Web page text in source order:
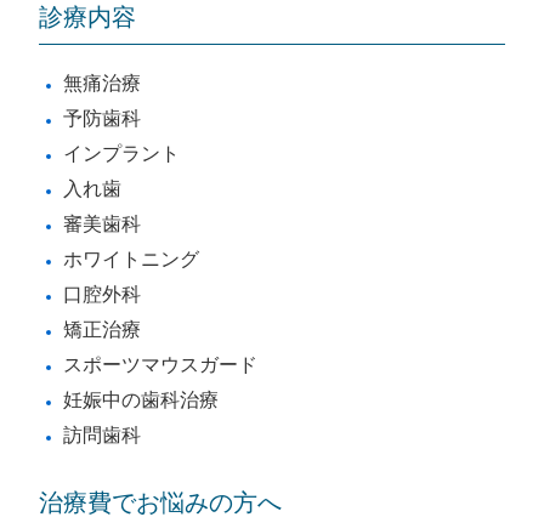
診療内容
無痛治療
予防歯科
インプラント
入れ歯
審美歯科
ホワイトニング
口腔外科
矯正治療
スポーツマウスガード
妊娠中の歯科治療
訪問歯科
治療費でお悩みの方へ